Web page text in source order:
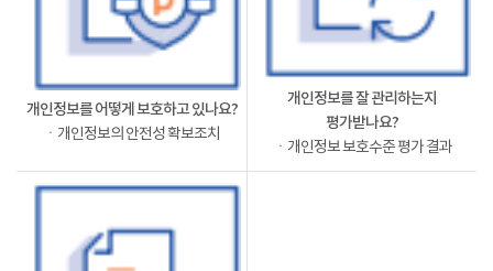
개인정보를 어떻게 보호하고 있나요?
ㆍ개인정보의 안전성 확보조치
개인정보를 잘 관리하는지
평가받나요?
ㆍ개인정보 보호수준 평가 결과